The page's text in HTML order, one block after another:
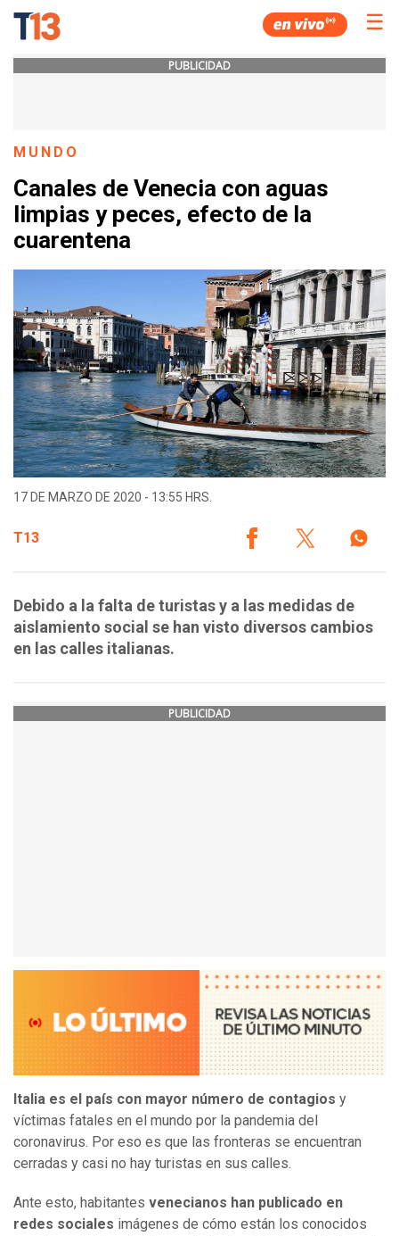
☰
PUBLICIDAD
MUNDO
Canales de Venecia con aguas
limpias y peces, efecto de la
cuarentena
17 DE MARZO DE 2020 - 13:55 HRS.
T13
Debido a la falta de turistas y a las medidas de
aislamiento social se han visto diversos cambios
en las calles italianas.
PUBLICIDAD
Italia es el país con mayor número de contagios y
víctimas fatales en el mundo por la pandemia del
coronavirus. Por eso es que las fronteras se encuentran
cerradas y casi no hay turistas en sus calles.
Ante esto, habitantes venecianos han publicado en
redes sociales imágenes de cómo están los conocidos